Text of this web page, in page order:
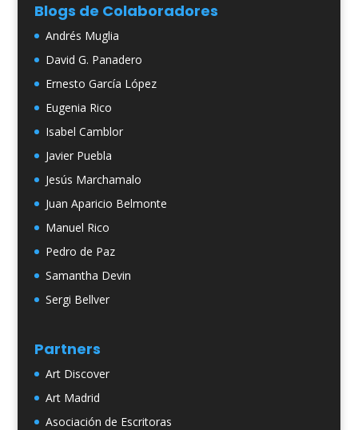
Blogs de Colaboradores
Andrés Muglia
David G. Panadero
Ernesto García López
Eugenia Rico
Isabel Camblor
Javier Puebla
Jesús Marchamalo
Juan Aparicio Belmonte
Manuel Rico
Pedro de Paz
Samantha Devin
Sergi Bellver
Partners
Art Discover
Art Madrid
Asociación de Escritoras